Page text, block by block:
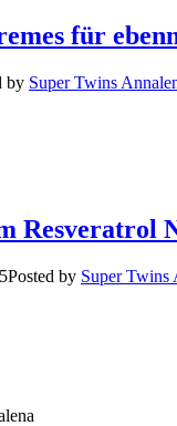
für
by Super Twins
Posted by Super Twins